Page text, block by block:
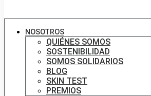
NOSOTROS
QUIÉNES SOMOS
SOSTENIBILIDAD
SOMOS SOLIDARIOS
BLOG
SKIN TEST
PREMIOS